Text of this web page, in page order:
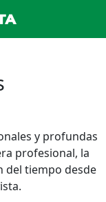
y profundas
profesional, la
del tiempo desde